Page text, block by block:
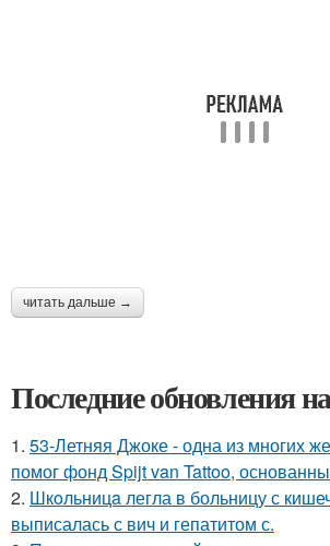
читать дальше →
Последние обновления
1. 53-Летняя Джоке - одна из многих
помог фонд Spijt van Tattoo,
2. Шкoльницa легла в больницу с
выписалась с вич и гепатитом с.